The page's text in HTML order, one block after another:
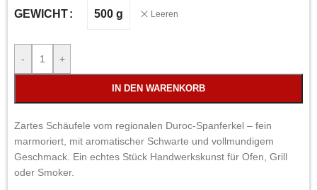
GEWICHT 500 g Leeren
- +
IN DEN WARENKORB
Zartes Schäufele vom regionalen Duroc-Spanferkel – fein
marmoriert, mit aromatischer Schwarte und vollmundigem
Geschmack. Ein echtes Stück Handwerkskunst für Ofen, Grill
oder Smoker.